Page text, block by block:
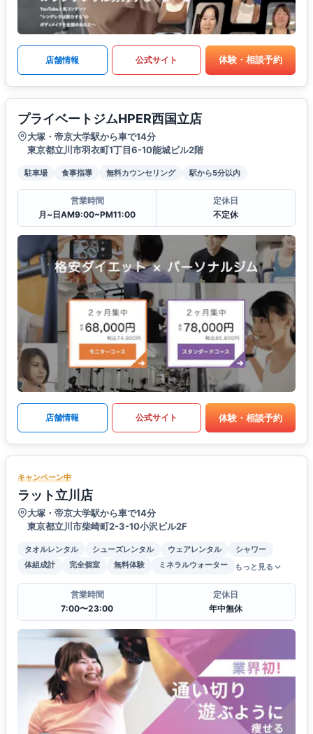
店舗情報 公式サイト 体験・相談予約
プライベートジムHPER西国立店
大塚・帝京大学駅から車で14分
東京都立川市羽衣町1丁目6-10能城ビル2階
駐車場 食事指導 無料カウンセリング 駅から5分以内
営業時間
月~日AM9:00~PM11:00
定休日
不定休
店舗情報 公式サイト 体験・相談予約
キャンペーン中
ラット立川店
大塚・帝京大学駅から車で14分
東京都立川市柴崎町2-3-10小沢ビル2F
タオルレンタル シューズレンタル ウェアレンタル
シャワー
体組成計
完全個室 無料体験 ミネラルウォーター もっと見る
営業時間
7:00〜23:00
定休日
年中無休